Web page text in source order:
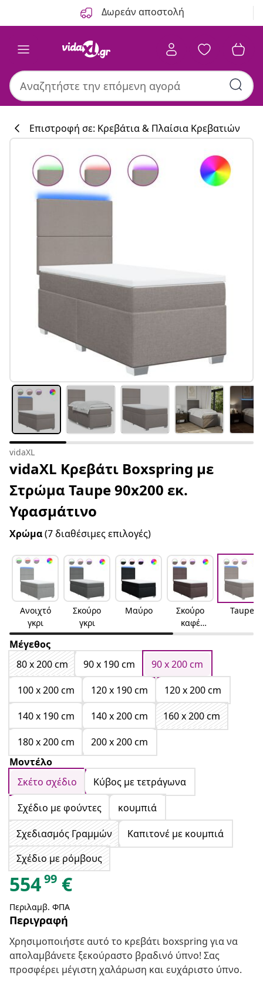
Δωρεάν αποστολή
Συλλογή
Επιστροφή σε: Κρεβάτια & Πλαίσια Κρεβατιών
vidaXL
vidaXL Κρεβάτι Boxspring με
Στρώμα Taupe 90x200 εκ.
Υφασμάτινο
Χρώμα(7 διαθέσιμες επιλογές)
Ανοιχτό
γκρι
Σκούρο
γκρι
Μαύρο
Σκούρο
καφέ
Σκούρο
καφέ
Taupe
Μέγεθος
80 x 200 cm
90 x 190 cm
90 x 200 cm
100 x 200 cm
120 x 190 cm
120 x 200 cm
140 x 190 cm
140 x 200 cm
160 x 200 cm
180 x 200 cm
200 x 200 cm
Μοντέλο
Σκέτο σχέδιο
Κύβος με τετράγωνα
Σχέδιο με φούντες
κουμπιά
Σχεδιασμός Γραμμών
Καπιτονέ με κουμπιά
Σχέδιο με ρόμβους
55499 €
Περιλαμβ. ΦΠΑ
Περιγραφή
Χρησιμοποιήστε αυτό το κρεβάτι boxspring για να
απολαμβάνετε ξεκούραστο βραδινό ύπνο! Σας
προσφέρει μέγιστη χαλάρωση και ευχάριστο ύπνο.